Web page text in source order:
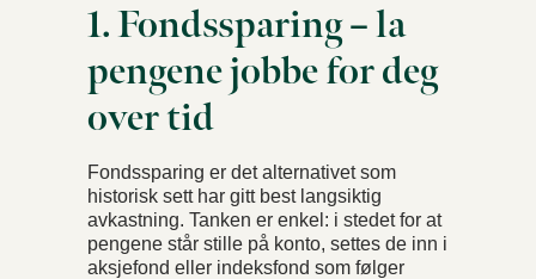
1. Fondssparing – la
pengene jobbe for deg
over tid
Fondssparing er det alternativet som
historisk sett har gitt best langsiktig
avkastning. Tanken er enkel: i stedet for at
pengene står stille på konto, settes de inn i
aksjefond eller indeksfond som følger